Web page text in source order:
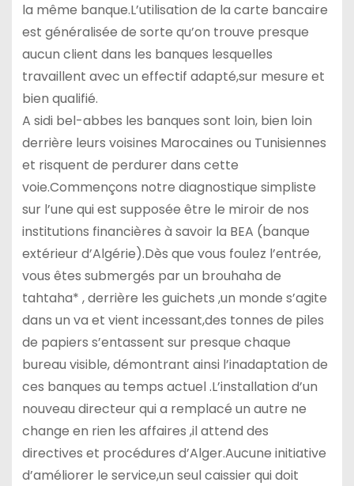
la même banque.L’utilisation de la carte bancaire
est généralisée de sorte qu’on trouve presque
aucun client dans les banques lesquelles
travaillent avec un effectif adapté,sur mesure et
bien qualifié.
A sidi bel-abbes les banques sont loin, bien loin
derrière leurs voisines Marocaines ou Tunisiennes
et risquent de perdurer dans cette
voie.Commençons notre diagnostique simpliste
sur l’une qui est supposée être le miroir de nos
institutions financières à savoir la BEA (banque
extérieur d’Algérie).Dès que vous foulez l’entrée,
vous êtes submergés par un brouhaha de
tahtaha* , derrière les guichets ,un monde s’agite
dans un va et vient incessant,des tonnes de piles
de papiers s’entassent sur presque chaque
bureau visible, démontrant ainsi l’inadaptation de
ces banques au temps actuel .L’installation d’un
nouveau directeur qui a remplacé un autre ne
change en rien les affaires ,il attend des
directives et procédures d’Alger.Aucune initiative
d’améliorer le service,un seul caissier qui doit